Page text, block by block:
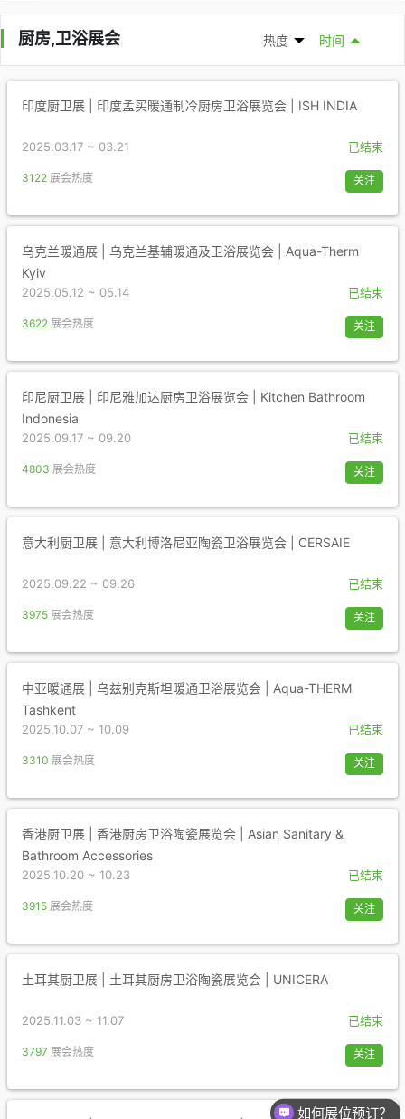
厨房,卫浴展会 热度 时间
印度厨卫展 | 印度孟买暖通制冷厨房卫浴展览会 | ISH INDIA
2025.03.17 ~ 03.21 已结束
3122 展会热度 关注
乌克兰暖通展 | 乌克兰基辅暖通及卫浴展览会 | Aqua-Therm
Kyiv
2025.05.12 ~ 05.14 已结束
3622 展会热度 关注
印尼厨卫展 | 印尼雅加达厨房卫浴展览会 | Kitchen Bathroom
Indonesia
2025.09.17 ~ 09.20 已结束
4803 展会热度 关注
意大利厨卫展 | 意大利博洛尼亚陶瓷卫浴展览会 | CERSAIE
2025.09.22 ~ 09.26 已结束
3975 展会热度 关注
中亚暖通展 | 乌兹别克斯坦暖通卫浴展览会 | Aqua-THERM
Tashkent
2025.10.07 ~ 10.09 已结束
3310 展会热度 关注
香港厨卫展 | 香港厨房卫浴陶瓷展览会 | Asian Sanitary &
Bathroom Accessories
2025.10.20 ~ 10.23 已结束
3915 展会热度 关注
土耳其厨卫展 | 土耳其厨房卫浴陶瓷展览会 | UNICERA
2025.11.03 ~ 11.07 已结束
3797 展会热度 关注
如何展位预订？